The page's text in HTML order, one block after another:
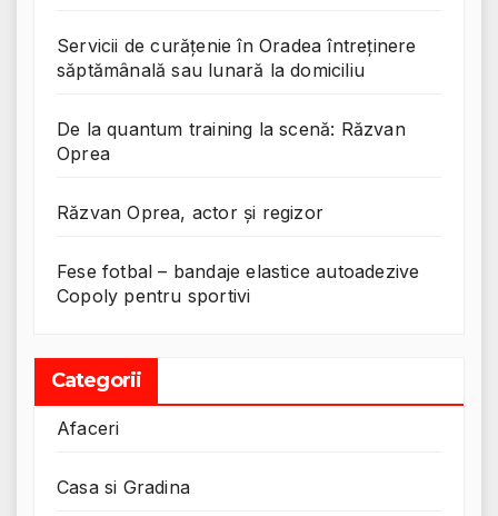
Servicii de curățenie în Oradea întreținere
săptămânală sau lunară la domiciliu
De la quantum training la scenă: Răzvan
Oprea
Răzvan Oprea, actor și regizor
Fese fotbal – bandaje elastice autoadezive
Copoly pentru sportivi
Categorii
Afaceri
Casa si Gradina